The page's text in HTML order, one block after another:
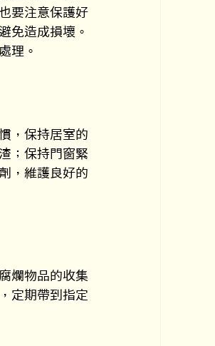
要注意保護好
免造成損壞。
理。
，保持居室的
；保持門窗緊
，維護良好的
爛物品的收集
定期帶到指定